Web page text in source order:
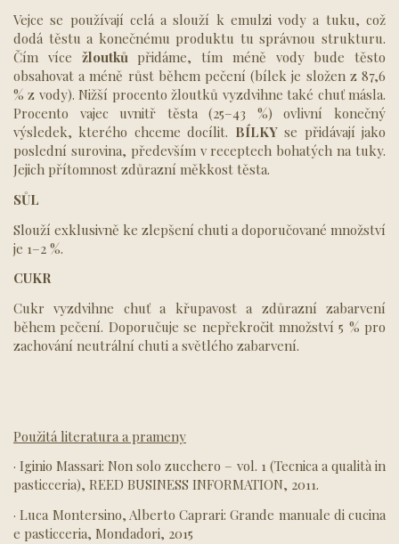
Vejce se používají celá a slouží k emulzi vody a tuku, což
dodá těstu a konečnému produktu tu správnou strukturu.
Čím více žloutkůpřidáme, tím méně vody bude těsto
obsahovat a méně růst během pečení (bílek je složen z 87,6
% z vody). Nižší procento žloutků vyzdvihne také chuť másla.
Procento vajec uvnitř těsta (25–43 %) ovlivní konečný
výsledek, kterého chceme docílit. BÍLKYse přidávají jako
poslední surovina, především v receptech bohatých na tuky.
Jejich přítomnost zdůrazní měkkost těsta.
SŮL
Slouží exklusivně ke zlepšení chuti a doporučované množství
je 1–2 %.
CUKR
Cukr vyzdvihne chuť a křupavost a zdůrazní zabarvení
během pečení. Doporučuje se nepřekročit množství 5 % pro
zachování neutrální chuti a světlého zabarvení.
Použitá literatura a prameny
· Iginio Massari: Non solo zucchero – vol. 1 (Tecnica a qualità in
pasticceria), REED BUSINESS INFORMATION, 2011.
· Luca Montersino, Alberto Caprari: Grande manuale di cucina
e pasticceria, Mondadori, 2015